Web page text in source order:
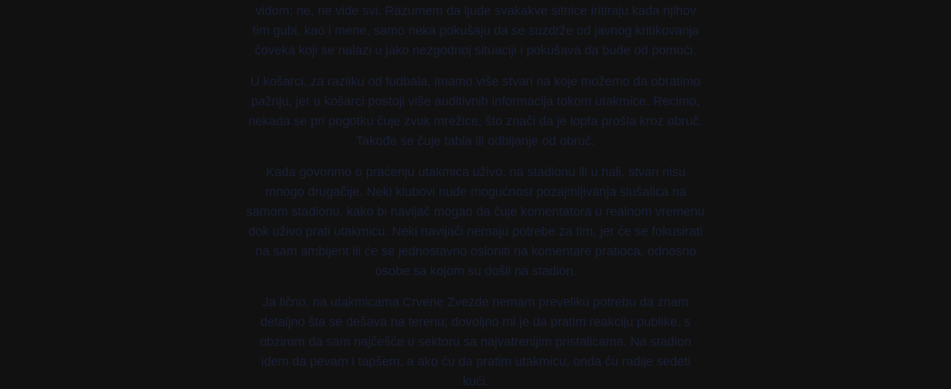
vidom: ne, ne vide svi. Razumem da ljude svakakve sitnice iritiraju kada njihov
tim gubi, kao i mene, samo neka pokušaju da se suzdrže od javnog kritikovanja
čoveka koji se nalazi u jako nezgodnoj situaciji i pokušava da bude od pomoći.
U košarci, za razliku od fudbala, imamo više stvari na koje možemo da obratimo
pažnju, jer u košarci postoji više auditivnih informacija tokom utakmice. Recimo,
nekada se pri pogotku čuje zvuk mrežice, što znači da je lopta prošla kroz obruč.
Takođe se čuje tabla ili odbijanje od obruč.
Kada govorimo o praćenju utakmica uživo, na stadionu ili u hali, stvari nisu
mnogo drugačije. Neki klubovi nude mogućnost pozajmljivanja slušalica na
samom stadionu, kako bi navijač mogao da čuje komentatora u realnom vremenu
dok uživo prati utakmicu. Neki navijači nemaju potrebe za tim, jer će se fokusirati
na sam ambijent ili će se jednostavno osloniti na komentare pratioca, odnosno
osobe sa kojom su došli na stadion.
Ja lično, na utakmicama Crvene Zvezde nemam preveliku potrebu da znam
detaljno šta se dešava na terenu; dovoljno mi je da pratim reakciju publike, s
obzirom da sam najčešće u sektoru sa najvatrenijim pristalicama. Na stadion
idem da pevam i tapšem, a ako ću da pratim utakmicu, onda ću radije sedeti
kući.